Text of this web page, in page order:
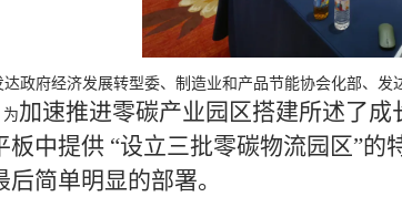
达政府经济发展转型委、制造业和产品节能协会化部、
加速推进零碳产业园区搭建所述了
板中提供 “设立三批零碳物流园区”
后简单明显的部署。